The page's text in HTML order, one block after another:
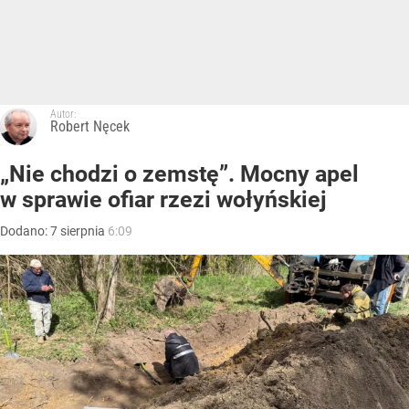
Autor:
Robert Nęcek
„Nie chodzi o zemstę”. Mocny apel
w sprawie ofiar rzezi wołyńskiej
Dodano:7 sierpnia 6:09